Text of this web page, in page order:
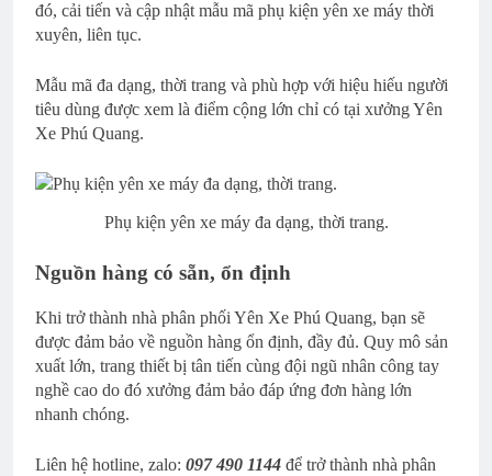
đó, cải tiến và cập nhật mẫu mã phụ kiện yên xe máy thời
xuyên, liên tục.
Mẫu mã đa dạng, thời trang và phù hợp với hiệu hiếu người
tiêu dùng được xem là điểm cộng lớn chỉ có tại xưởng Yên
Xe Phú Quang.
Phụ kiện yên xe máy đa dạng, thời trang.
Nguồn hàng có sẵn, ổn định
Khi trở thành nhà phân phối Yên Xe Phú Quang, bạn sẽ
được đảm bảo về nguồn hàng ổn định, đầy đủ. Quy mô sản
xuất lớn, trang thiết bị tân tiến cùng đội ngũ nhân công tay
nghề cao do đó xưởng đảm bảo đáp ứng đơn hàng lớn
nhanh chóng.
Liên hệ hotline, zalo: 097 490 1144 để trở thành nhà phân